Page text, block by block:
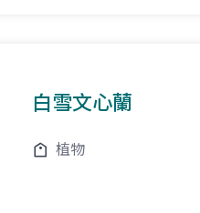
白雪文心蘭
植物